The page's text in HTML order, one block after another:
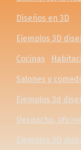
Diseños en 3D
Ejemplos 3D
Cocinas
Salones y
Ejemplos 3d
Despacho,
Ejemplos 3D